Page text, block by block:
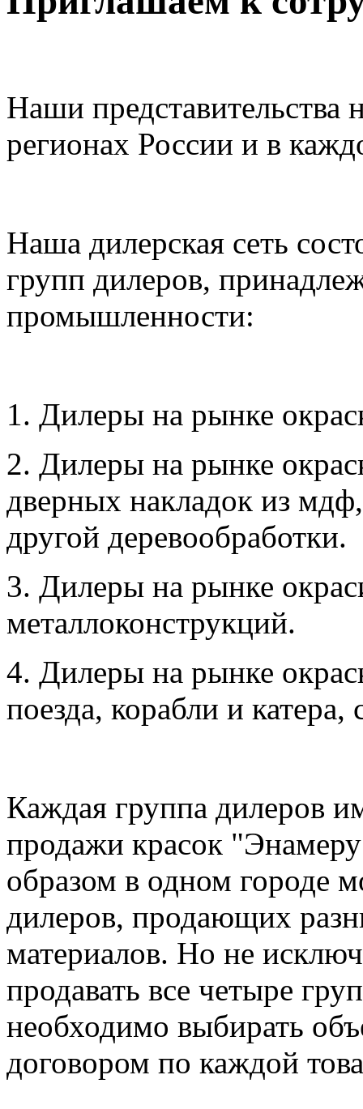
Наши представительства
регионах России и в
Наша дилерская сеть
групп дилеров,
промышленности:
1. Дилеры на рынке
2. Дилеры на рынке
дверных накладок из
другой деревообработки.
3. Дилеры на рынке
металлоконструкций.
4. Дилеры на рынке
поезда, корабли и
Каждая группа дилеров
продажи красок
образом в одном городе
дилеров, продающих
материалов. Но не
продавать все четыре
необходимо выбирать
договором по каждой